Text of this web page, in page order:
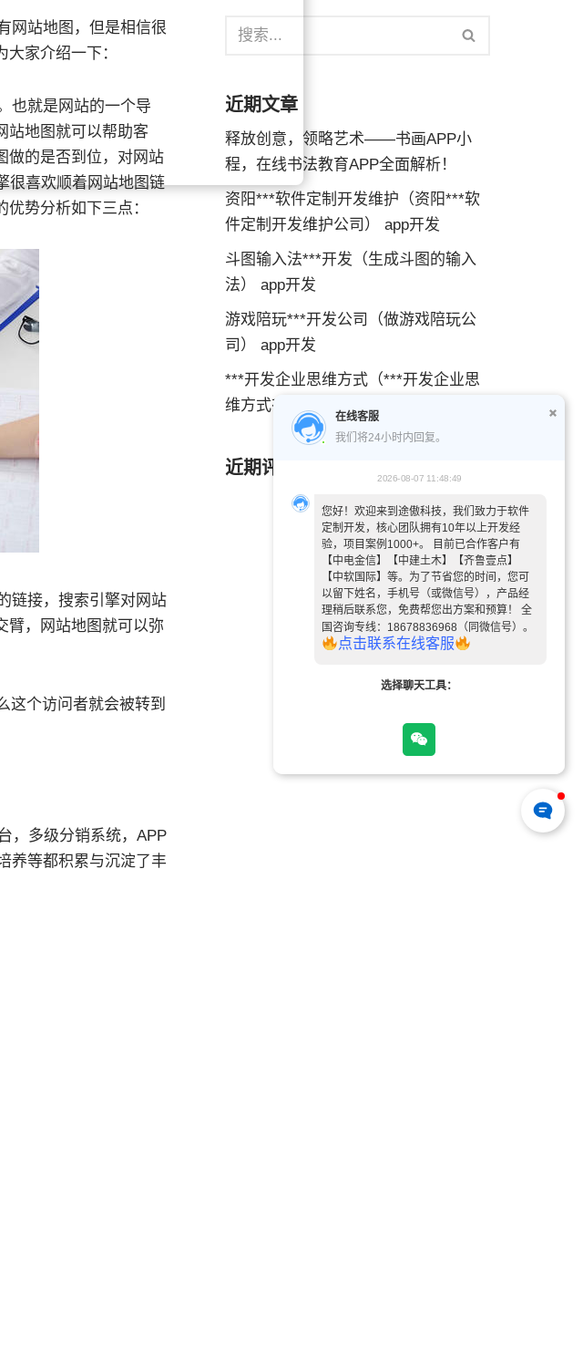
网站地图，但是相信很
家介绍一下：
也就是网站的一个导
站地图就可以帮助客
做的是否到位，对网站
很喜欢顺着网站地图链
势分析如下三点：
链接，搜索引擎对网站
臂，网站地图就可以弥
个访问者就会被转到
，多级分销系统，APP
养等都积累与沉淀了丰
近期文章
释放创意，领略艺术——书画APP小
程，在线书法教育APP全面解析！
资阳***软件定制开发维护（资阳***软
件定制开发维护公司） app开发
斗图输入法***开发（生成斗图的输入
法） app开发
游戏陪玩***开发公司（做游戏陪玩公
司） app开发
***开发企业思维方式（***开发企业思
维方式有哪些） app开发
近期评论
在线客服
我们将24小时内回复。
2026-08-07 11:48:49
您好！欢迎来到途傲科技，我们致力于软件
定制开发，核心团队拥有10年以上开发经
验，项目案例1000+。 目前已合作客户有
【中电金信】【中建土木】【齐鲁壹点】
【中软国际】等。为了节省您的时间，您可
以留下姓名，手机号（或微信号），产品经
理稍后联系您，免费帮您出方案和预算！ 全
国咨询专线：18678836968（同微信号）。
点击联系在线客服
选择聊天工具：